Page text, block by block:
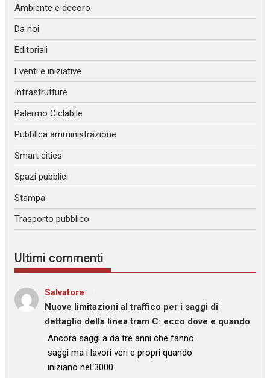
Ambiente e decoro
Da noi
Editoriali
Eventi e iniziative
Infrastrutture
Palermo Ciclabile
Pubblica amministrazione
Smart cities
Spazi pubblici
Stampa
Trasporto pubblico
Ultimi commenti
Salvatore
Nuove limitazioni al traffico per i saggi di
dettaglio della linea tram C: ecco dove e quando
: “
Ancora saggi a da tre anni che fanno
saggi ma i lavori veri e propri quando
iniziano nel 3000
”